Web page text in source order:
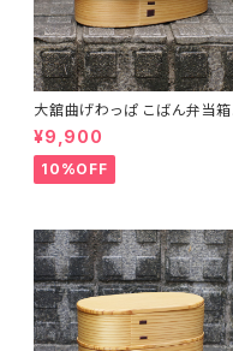
大舘曲げわっぱ こばん弁当箱
（中） りょうび庵 秋田県大舘市
【伝統的工芸品】【民藝品】【ギフ
ト プレゼント】【父の日 お誕生
日】
¥9,900
10%OFF